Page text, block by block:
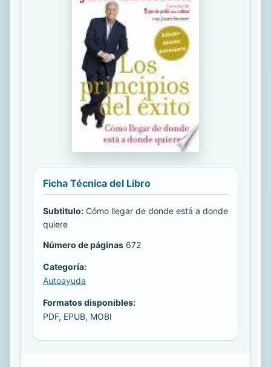
Ficha Técnica del Libro
Subtitulo: Cómo llegar de donde está a donde
quiere
Número de páginas 672
Categoría:
Autoayuda
Formatos disponibles:
PDF, EPUB, MOBI